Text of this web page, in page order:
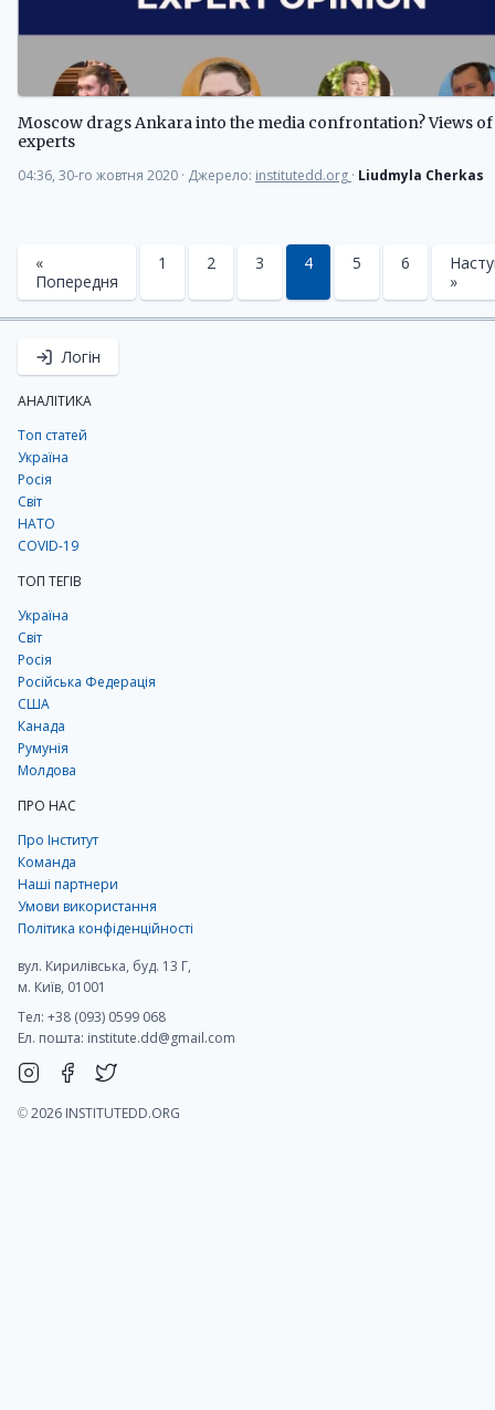
Moscow drags Ankara into the media confrontation? Views of
experts
04:36, 30-го жовтня 2020 · Джерело: institutedd.org · Liudmyla Cherkas
«
Попередня
1 2 3 4 5 6
»
Логін
АНАЛІТИКА
Топ статей
Україна
Росія
Світ
НАТО
COVID-19
ТОП ТЕГІВ
Україна
Світ
Росія
Російська Федерація
США
Канада
Румунія
Молдова
ПРО НАС
Про Інститут
Команда
Наші партнери
Умови використання
Політика конфіденційності
вул. Кирилівська, буд. 13 Г,
м. Київ, 01001
Тел: +38 (093) 0599 068
Ел. пошта: institute.dd@gmail.com
©2026 INSTITUTEDD.ORG